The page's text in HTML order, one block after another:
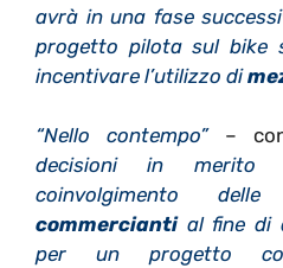
avrà in una fase
progetto pilota sul bike
incentivare l’utilizzo di
“Nello contempo”–
decisioni in merito
coinvolgimento
commerciantial fine di
per un progetto